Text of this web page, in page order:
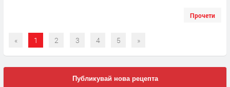
Прочети
« 1 2 3 4 5 »
Публикувай нова рецепта